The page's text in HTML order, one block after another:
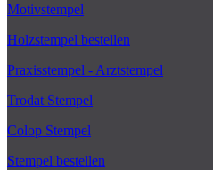
Motivstempel
Holzstempel bestellen
Praxisstempel - Arztstempel
Trodat Stempel
Colop Stempel
Stempel bestellen